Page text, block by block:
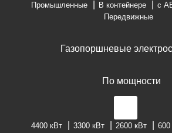
Промышленные В контейнере с
Передвижные
Газопоршневые
По мощности
4400 кВт 3300 кВт 2600 кВт 600